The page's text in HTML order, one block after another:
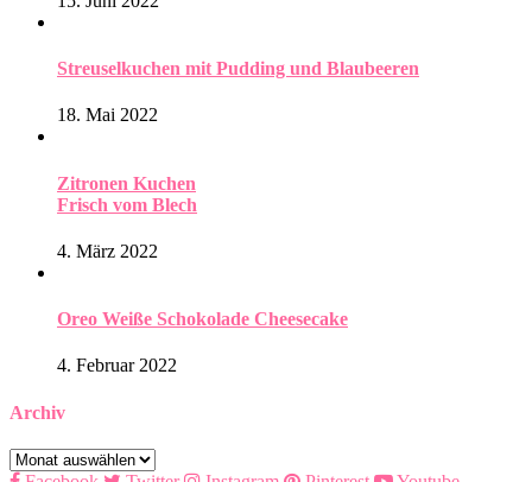
Streuselkuchen mit Pudding und Blaubeeren
18. Mai 2022
Zitronen Kuchen
Frisch vom Blech
4. März 2022
Oreo Weiße Schokolade Cheesecake
4. Februar 2022
Archiv
Archiv